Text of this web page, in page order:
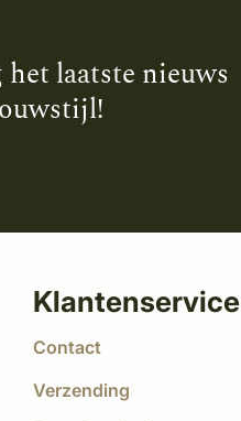
laatste nieuws
Klantenservice
Contact
Verzending